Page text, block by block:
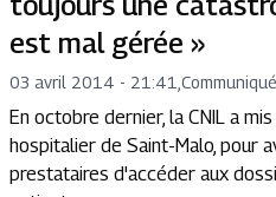
est mal gérée »
03 avril 2014 - 21:41 Communiqué
En octobre dernier, la CNIL a
hospitalier de Saint-Malo, pour
prestataires d'accéder aux